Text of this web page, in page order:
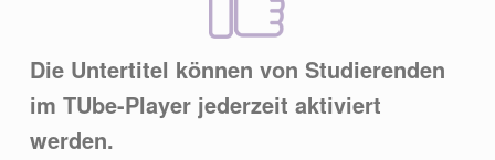
Die Untertitel können von Studierenden
im TUbe-Player jederzeit aktiviert
werden.